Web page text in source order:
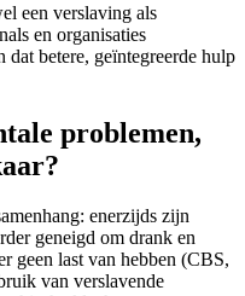
een verslaving als
en organisaties
dat betere, geïntegreerde hulp
problemen,
enerzijds zijn
geneigd om drank en
geen last van hebben (CBS,
van verslavende